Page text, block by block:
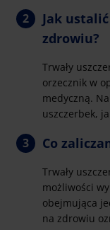
Jak
zdrowiu?
Trwały
orzecznik w
medyczną.
uszczerbek,
Co
Trwały
możliwości
obejmująca
na zdrowiu